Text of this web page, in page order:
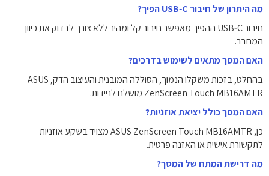
מה היתרון של חיבור USB‑C הפיך?
חיבור USB‑C ההפיך מאפשר חיבור קל ומהיר ללא צורך לבדוק את כיוון
המחבר.
האם המסך מתאים לשימוש בדרכים?
בהחלט, בזכות משקלו הנמוך, הסוללה המובנית והעיצוב הדק, ASUS
ZenScreen Touch MB16AMTR מושלם לניידות.
האם המסך כולל יציאת אוזניות?
כן, ASUS ZenScreen Touch MB16AMTR מצויד בשקע אוזניות
לתקשורת אישית או האזנה פרטית.
מה דרישת המתח של המסך?